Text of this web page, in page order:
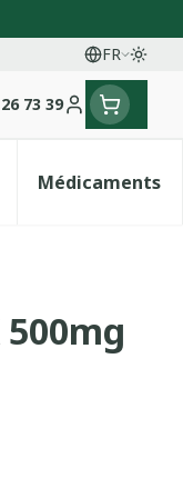
FR
Langues
73 39
Menu client
la catégorie
le sous-menu
Médicaments
Afficher